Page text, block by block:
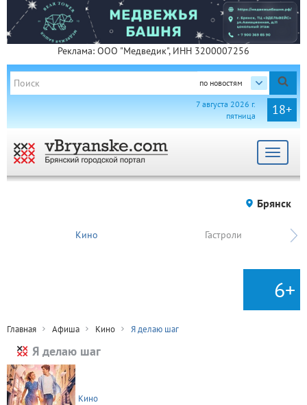
Реклама: ООО "Медведик", ИНН 3200007256
по новостям
18+
7 августа 2026 г.
пятница
Toggle
Брянск
Кино Гастроли
6+
Главная Афиша Кино Я делаю шаг
Я делаю шаг
Кино